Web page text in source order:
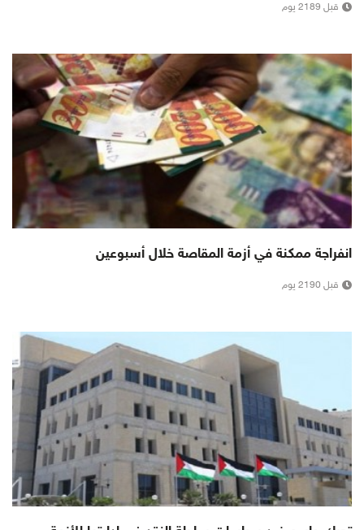
قبل 2189 يوم
انفراجة ممكنة في أزمة المقاصة خلال أسبوعين
قبل 2190 يوم